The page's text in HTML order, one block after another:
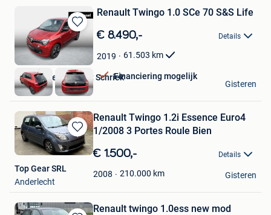
Bewaren
in
Favorieten
Renault Twingo 1.0 SCe 70 S&S Life
€ 8.490,- Details
2019 61.503 km
Financiering mogelijk
Van Mossel Peugeot Schriek
Schriek
Gisteren
Bewaren
in
Favorieten
Renault Twingo 1.2i Essence Euro4
1/2008 3 Portes Roule Bien
€ 1.500,- Details
2008 210.000 km
Top Gear SRL
Anderlecht
Gisteren
Renault twingo 1.0ess new mod